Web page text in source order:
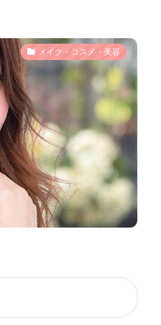
メイク・コスメ・美容